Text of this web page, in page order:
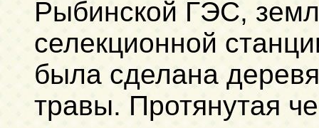
Рыбинской ГЭС,
селекционной
была сделана
травы. Протянутая